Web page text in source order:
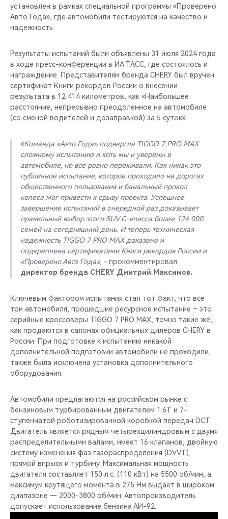
установлен в рамках специальной программы «Проверено
Авто Года», где автомобили тестируются на качество и
надежность.
Результаты испытаний были объявлены 31 июля 2024 года
в ходе пресс-конференции в ИА ТАСС, где состоялось и
награждение. Представителям бренда CHERY был вручен
сертификат Книги рекордов России о внесении
результата в 12 414 километров, как «Наибольшее
расстояние, непрерывно преодоленное на автомобиле
(со сменой водителей и дозаправкой) за 5 суток».
«Команда «Авто Года» подвергла TIGGO 7 PRO MAX
сложному испытанию и хоть мы и уверены в
автомобиле, но всё равно переживали. Как никак это
публичное испытание, которое проходило на дорогах
общественного пользования и банальный прокол
колеса мог привести к срыву проекта. Успешное
завершение испытаний в очередной раз доказывает
правильный выбор этого SUV C-класса более 124 000
семей на сегодняшний день. И теперь техническая
надежность TIGGO 7 PRO MAX доказана и
подкреплена сертификатами Книги рекордов России и
«Проверено Авто Года», - прокомментировал
директор бренда CHERY Дмитрий Максимов.
Ключевым фактором испытания стал тот факт, что все
три автомобиля, прошедшие ресурсное испытание – это
серийные кроссоверы TIGGO 7 PRO MAX , точно такие же,
как продаются в салонах официальных дилеров CHERY в
России. При подготовке к испытанию никакой
дополнительной подготовки автомобили не проходили,
также была исключена установка дополнительного
оборудования.
Автомобили предлагаются на российском рынке с
бензиновым турбированным двигателем 1.6T и 7-
ступенчатой роботизированной коробкой передач DCT.
Двигатель является рядным четырехцилиндровым с двумя
распределительными валами, имеет 16 клапанов, двойную
систему изменения фаз газораспределения (DVVT),
прямой впрыск и турбину. Максимальная мощность
двигателя составляет 150 л.с. (110 кВт) на 5500 об/мин, а
максимум крутящего момента в 275 Нм выдаёт в широком
диапазоне — 2000-3800 об/мин. Автопроизводитель
допускает использование бензина АИ-92.